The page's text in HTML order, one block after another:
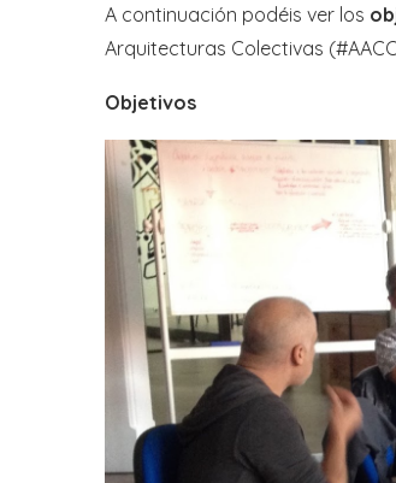
A continuación podéis ver los
Arquitecturas Colectivas
Objetivos